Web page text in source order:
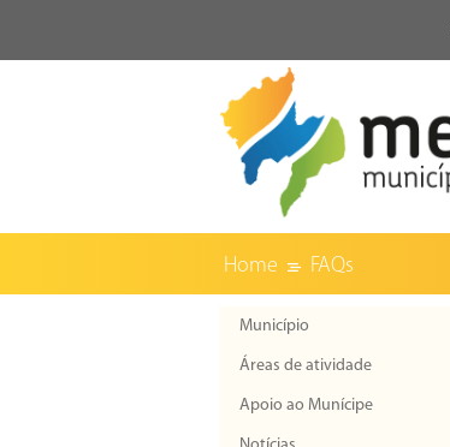
Home FAQs
Município
Áreas de atividade
Apoio ao Munícipe